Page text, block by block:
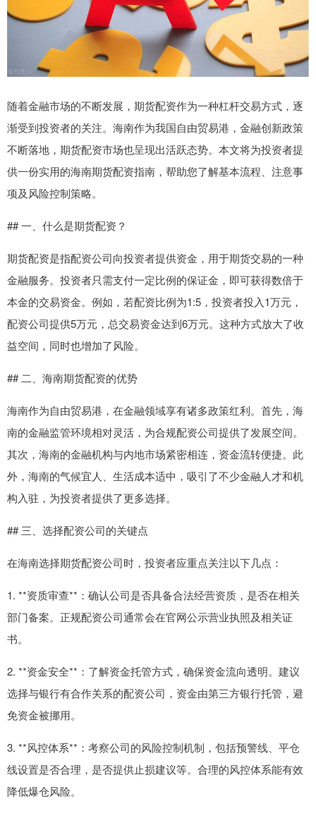
随着金融市场的不断发展，期货配资作为一种杠杆交易方式，逐
渐受到投资者的关注。海南作为我国自由贸易港，金融创新政策
不断落地，期货配资市场也呈现出活跃态势。本文将为投资者提
供一份实用的海南期货配资指南，帮助您了解基本流程、注意事
项及风险控制策略。
## 一、什么是期货配资？
期货配资是指配资公司向投资者提供资金，用于期货交易的一种
金融服务。投资者只需支付一定比例的保证金，即可获得数倍于
本金的交易资金。例如，若配资比例为1:5，投资者投入1万元，
配资公司提供5万元，总交易资金达到6万元。这种方式放大了收
益空间，同时也增加了风险。
## 二、海南期货配资的优势
海南作为自由贸易港，在金融领域享有诸多政策红利。首先，海
南的金融监管环境相对灵活，为合规配资公司提供了发展空间。
其次，海南的金融机构与内地市场紧密相连，资金流转便捷。此
外，海南的气候宜人、生活成本适中，吸引了不少金融人才和机
构入驻，为投资者提供了更多选择。
## 三、选择配资公司的关键点
在海南选择期货配资公司时，投资者应重点关注以下几点：
1. **资质审查**：确认公司是否具备合法经营资质，是否在相关
部门备案。正规配资公司通常会在官网公示营业执照及相关证
书。
2. **资金安全**：了解资金托管方式，确保资金流向透明。建议
选择与银行有合作关系的配资公司，资金由第三方银行托管，避
免资金被挪用。
3. **风控体系**：考察公司的风险控制机制，包括预警线、平仓
线设置是否合理，是否提供止损建议等。合理的风控体系能有效
降低爆仓风险。